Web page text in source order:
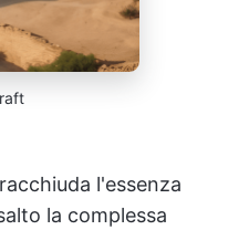
l'essenza
la complessa